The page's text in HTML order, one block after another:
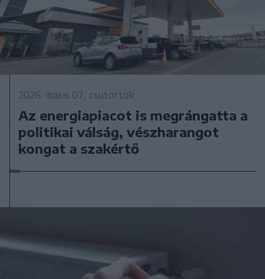
2026. május 07., csütörtök
Az energiapiacot is megrángatta a
politikai válság, vészharangot
kongat a szakértő